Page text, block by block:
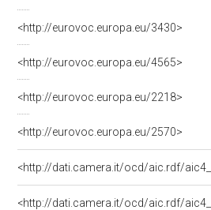
<http://eurovoc.europa.eu/3430>
<http://eurovoc.europa.eu/4565>
<http://eurovoc.europa.eu/2218>
<http://eurovoc.europa.eu/2570>
<http://dati.camera.it/ocd/aic.rdf/
<http://dati.camera.it/ocd/aic.rdf/